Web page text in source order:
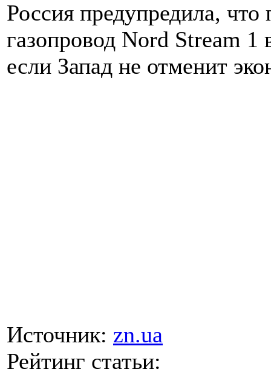
Россия предупредила, что
газопровод Nord Stream
если Запад не отменит
Источник: zn.ua
Рейтинг статьи: